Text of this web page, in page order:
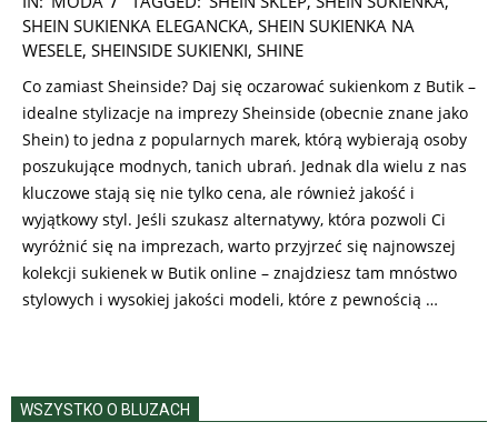
11-
07
SHEIN SUKIENKA ELEGANCKA, SHEIN SUKIENKA NA
WESELE, SHEINSIDE SUKIENKI, SHINE
Co zamiast Sheinside? Daj się oczarować sukienkom z Butik –
idealne stylizacje na imprezy Sheinside (obecnie znane jako
Shein) to jedna z popularnych marek, którą wybierają osoby
poszukujące modnych, tanich ubrań. Jednak dla wielu z nas
kluczowe stają się nie tylko cena, ale również jakość i
wyjątkowy styl. Jeśli szukasz alternatywy, która pozwoli Ci
wyróżnić się na imprezach, warto przyjrzeć się najnowszej
kolekcji sukienek w Butik online – znajdziesz tam mnóstwo
stylowych i wysokiej jakości modeli, które z pewnością …
WSZYSTKO O BLUZACH